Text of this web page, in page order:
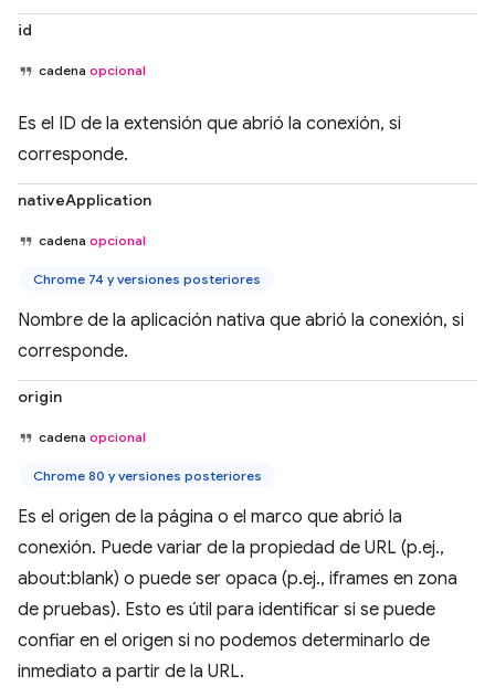
id
cadena opcional
Es el ID de la extensión que abrió la conexión, si
corresponde.
nativeApplication
cadena opcional
Chrome 74 y versiones posteriores
Nombre de la aplicación nativa que abrió la conexión, si
corresponde.
origin
cadena opcional
Chrome 80 y versiones posteriores
Es el origen de la página o el marco que abrió la
conexión. Puede variar de la propiedad de URL (p.ej.,
about:blank) o puede ser opaca (p.ej., iframes en zona
de pruebas). Esto es útil para identificar si se puede
confiar en el origen si no podemos determinarlo de
inmediato a partir de la URL.